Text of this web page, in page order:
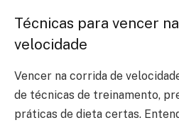
Técnicas para vencer
velocidade
Vencer na corrida de
de técnicas de treinamento,
práticas de dieta certas.